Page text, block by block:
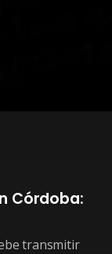
Córdoba:
transmitir